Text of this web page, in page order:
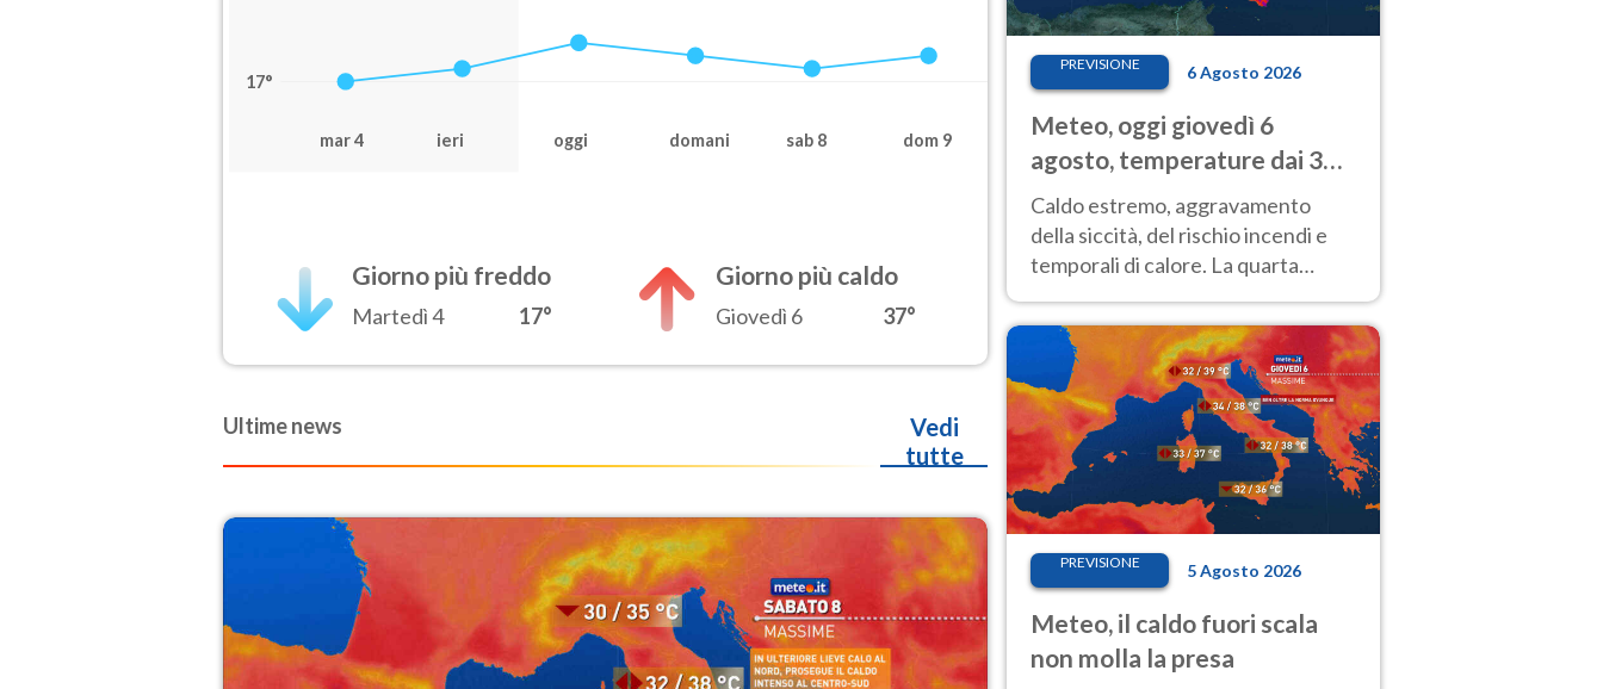
17°
mar 4 ieri oggi domani sab 8 dom 9
Giorno più freddo
Martedì 4 17°
Giorno più caldo
Giovedì 6 37°
Ultime news
Vedi
tutte
PREVISIONE 6 Agosto 2026
Meteo, oggi giovedì 6
agosto, temperature dai 33
ai 40 gradi
Caldo estremo, aggravamento
della siccità, del rischio incendi e
temporali di calore. La quarta
tregua e durerà fino Ferragosto
PREVISIONE 5 Agosto 2026
Meteo, il caldo fuori scala
non molla la presa